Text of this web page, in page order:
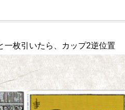
枚引いたら、カップ2逆位置